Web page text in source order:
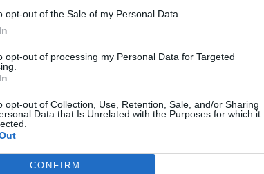
opt-out of the Sale of my Personal Data.
opt-out of processing my Personal Data for Targeted
opt-out of Collection, Use, Retention, Sale, and/or Sharing
Data that Is Unrelated with the Purposes for which it
CONFIRM
žymių
vartotojai. Prisijunkite prie registruotų